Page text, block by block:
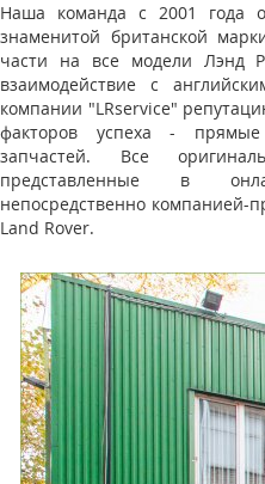
Наша команда с 2001 года
знаменитой британской
части на все модели Лэнд
взаимодействие с
компании "LRservice"
факторов успеха -
запчастей. Все
представленные в
непосредственно компанией-
Land Rover.